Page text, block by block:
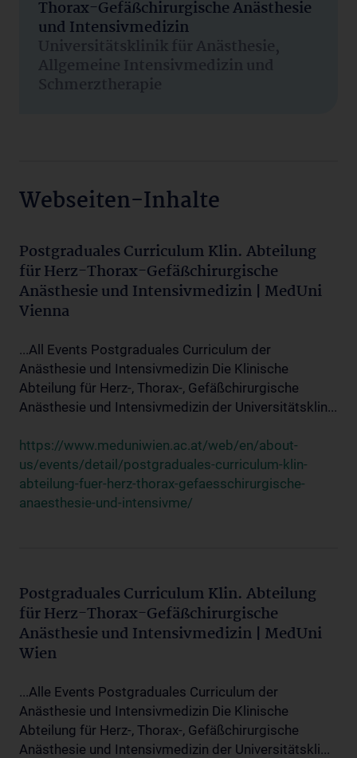
Thorax-Gefäßchirurgische Anästhesie
und Intensivmedizin
Universitätsklinik für Anästhesie,
Allgemeine Intensivmedizin und
Schmerztherapie
Webseiten-Inhalte
Postgraduales Curriculum Klin. Abteilung
für Herz-Thorax-Gefäßchirurgische
Anästhesie und Intensivmedizin | MedUni
Vienna
...All Events Postgraduales Curriculum der
Anästhesie und Intensivmedizin Die Klinische
Abteilung für Herz-, Thorax-, Gefäßchirurgische
Anästhesie und Intensivmedizin der Universitätsklin...
https://www.meduniwien.ac.at/web/en/about-
us/events/detail/postgraduales-curriculum-klin-
abteilung-fuer-herz-thorax-gefaesschirurgische-
anaesthesie-und-intensivme/
Postgraduales Curriculum Klin. Abteilung
für Herz-Thorax-Gefäßchirurgische
Anästhesie und Intensivmedizin | MedUni
Wien
...Alle Events Postgraduales Curriculum der
Anästhesie und Intensivmedizin Die Klinische
Abteilung für Herz-, Thorax-, Gefäßchirurgische
Anästhesie und Intensivmedizin der Universitätskli...